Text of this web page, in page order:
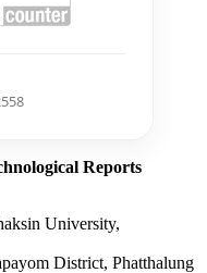
Reports
University,
District, Phatthalung